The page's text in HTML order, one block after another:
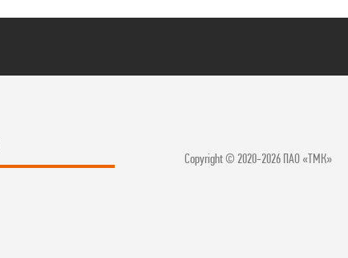
Copyright © 2020-2026 ПАО «ТМК»